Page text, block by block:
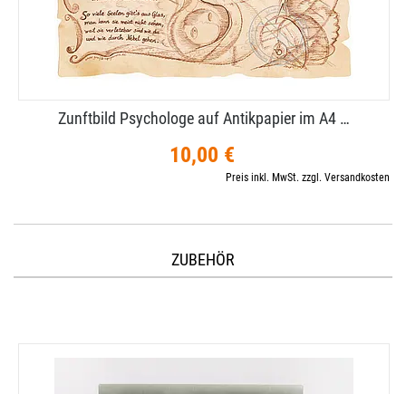
Zunftbild Psychologe auf Antikpapier im A4 …
10,00 €
Preis inkl. MwSt. zzgl. Versandkosten
ZUBEHÖR